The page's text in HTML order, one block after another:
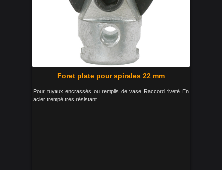
Foret plate pour spirales 22 mm
Pour tuyaux encrassés ou remplis de vase Raccord riveté En
acier trempé très résistant